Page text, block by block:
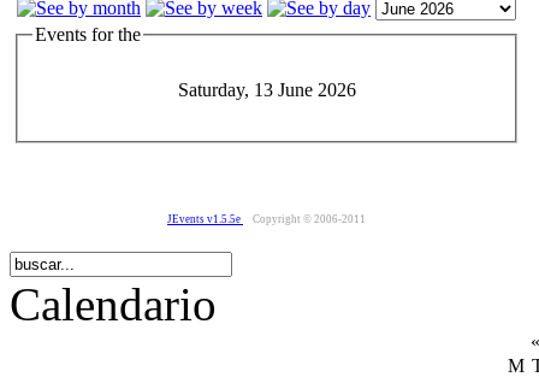
Events for the
Saturday, 13 June 2026
JEvents v1.5.5e Copyright © 2006-2011
Calendario
«
M